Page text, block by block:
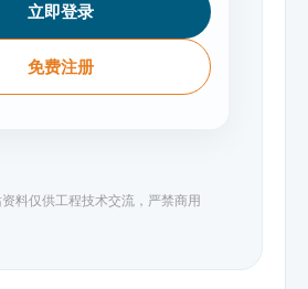
立即登录
免费注册
料仅供工程技术交流，严禁商用